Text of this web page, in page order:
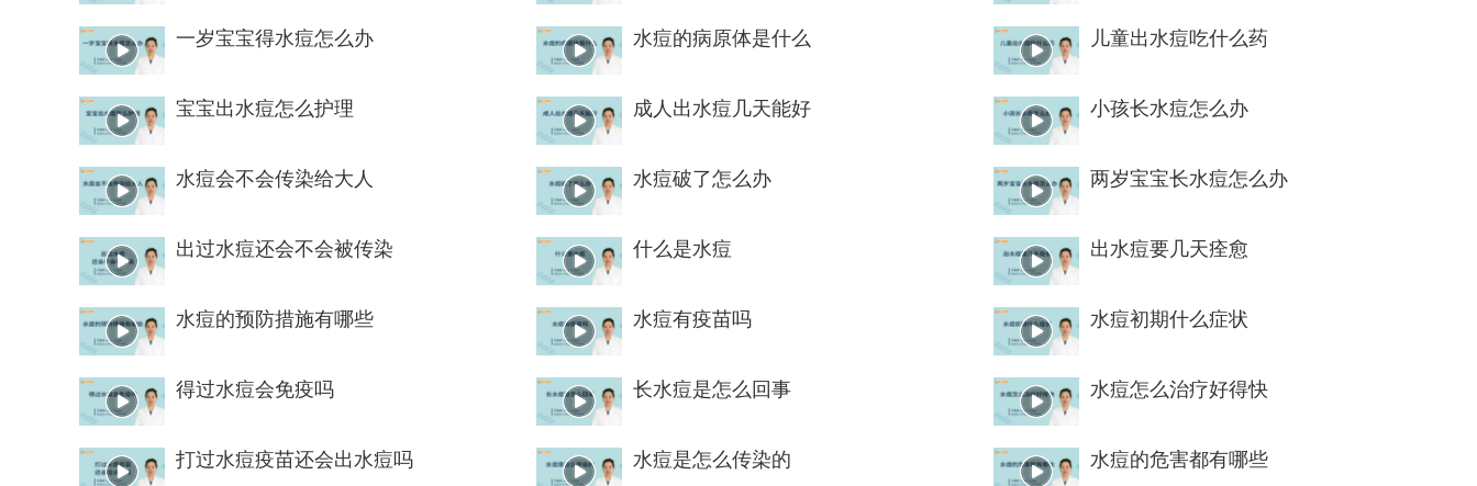
一岁宝宝得水痘怎么办 水痘的病原体是什么 儿童出水痘吃什么药
宝宝出水痘怎么护理 成人出水痘几天能好 小孩长水痘怎么办
水痘会不会传染给大人 水痘破了怎么办 两岁宝宝长水痘怎么办
出过水痘还会不会被传染 什么是水痘 出水痘要几天痊愈
水痘的预防措施有哪些 水痘有疫苗吗 水痘初期什么症状
得过水痘会免疫吗 长水痘是怎么回事 水痘怎么治疗好得快
打过水痘疫苗还会出水痘吗 水痘是怎么传染的 水痘的危害都有哪些